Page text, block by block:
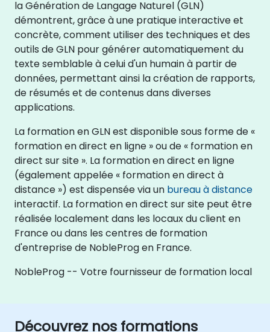
la Génération de Langage Naturel (GLN)
démontrent, grâce à une pratique interactive et
concrète, comment utiliser des techniques et des
outils de GLN pour générer automatiquement du
texte semblable à celui d'un humain à partir de
données, permettant ainsi la création de rapports,
de résumés et de contenus dans diverses
applications.
La formation en GLN est disponible sous forme de «
formation en direct en ligne » ou de « formation en
direct sur site ». La formation en direct en ligne
(également appelée « formation en direct à
distance ») est dispensée via un bureau à distance
interactif. La formation en direct sur site peut être
réalisée localement dans les locaux du client en
France ou dans les centres de formation
d'entreprise de NobleProg en France.
NobleProg -- Votre fournisseur de formation local
Découvrez nos formations